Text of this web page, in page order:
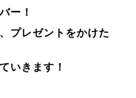
ー！
プレゼントをかけた
いきます！